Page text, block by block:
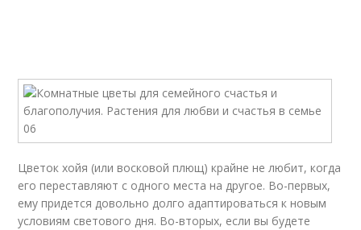
Цветок хойя (или восковой плющ) крайне не любит, когда
его переставляют с одного места на другое. Во-первых,
ему придется довольно долго адаптироваться к новым
условиям светового дня. Во-вторых, если вы будете